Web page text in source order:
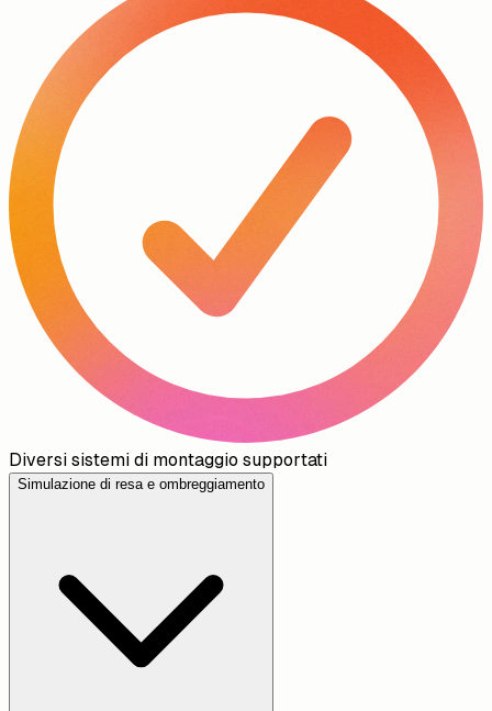
Diversi sistemi di montaggio supportati
Simulazione di resa e ombreggiamento